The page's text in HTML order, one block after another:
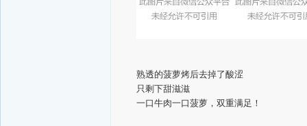
熟透的菠萝烤后去掉了酸涩
只剩下甜滋滋
一口牛肉一口菠萝，双重满足！